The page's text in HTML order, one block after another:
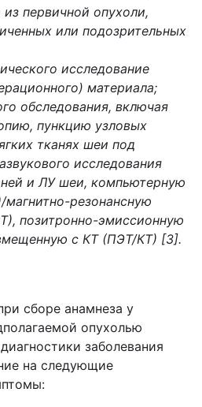
из первичной опухоли,
или подозрительных
исследование
материала;
обследования, включая
пункцию узловых
тканях шеи под
исследования
и ЛУ шеи, компьютерную
резонансную
позитронно-эмиссионную
с КТ (ПЭТ/КТ) [3].
сборе анамнеза у
опухолью
заболевания
на следующие